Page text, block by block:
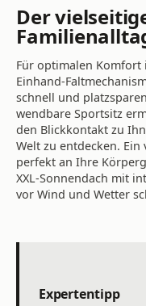
Der
Für optimalen
Einhand-
schnell und
wendbare Sportsitz
den Blickkontakt zu
Welt zu entdecken.
perfekt an Ihre
XXL-Sonnendach mit
vor Wind und Wetter
Expertentipp